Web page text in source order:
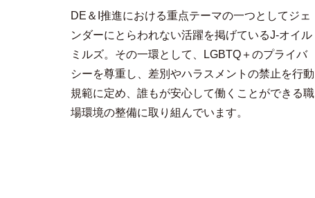
DE＆I推進における重点テーマの一つとしてジェ
ンダーにとらわれない活躍を掲げているJ-オイル
ミルズ。その一環として、LGBTQ＋のプライバ
シーを尊重し、差別やハラスメントの禁止を行動
規範に定め、誰もが安心して働くことができる職
場環境の整備に取り組んでいます。